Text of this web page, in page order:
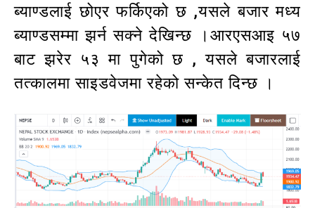
ब्याण्डलाई छोएर फर्किएको छ ,यसले बजार मध्य
ब्याण्डसम्मा झर्न सक्ने देखिन्छ ।आरएसआइ ५७
बाट झरेर ५३ मा पुगेको छ , यसले बजारलाई
तत्कालमा साइडवेजमा रहेको सन्केत दिन्छ ।